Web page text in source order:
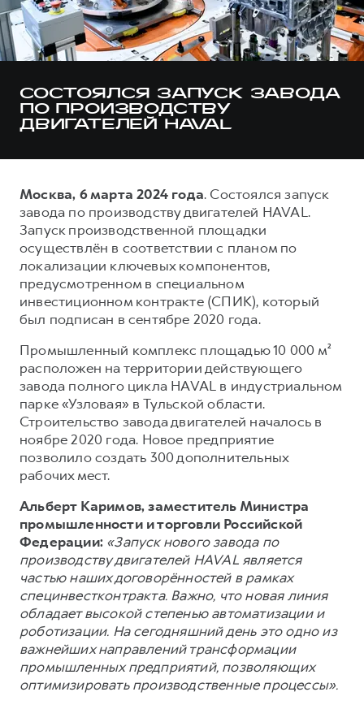
от 3 199 000 ₽ от 3 499 000 ₽
F7
от 2 899 000 ₽
F7X
от 3 599 000 ₽
POER
Тест-драйв
Трейд-ин
КРЕДИТ И СТРАХОВАНИЕ
Кредитный калькулятор
Страхование
КОРПОРАТИВНЫМ КЛИЕНТАМ
Для малого бизнеса
Корпоративным клиентам
Крупным корпоративным клиентам
Сервис для корпоративных клиентов
HAVAL Лизинг
АКСЕССУАРЫ HAVAL
Автомобильные аксессуары
Коллекция CITY
Коллекция Базовая
Коллекция Детская
СЕРВИСНОЕ ОБСЛУЖИВАНИЕ
Нулевое ТО
Регламенты технического обслуживания
Электронный ПТС
GWM Безопасность
Гарантия HAVAL
Мобильное приложение GWM
Программа «HAVAL Защита+»
Руководства по эксплуатации
АКСЕССУАРЫ HAVAL
Автомобильные аксессуары
Коллекция CITY
Коллекция Базовая
Коллекция Детская
О дилере
Наша команда
СОСТОЯЛСЯ ЗАПУСК ЗАВОДА
ПО ПРОИЗВОДСТВУ
ДВИГАТЕЛЕЙ HAVAL
Москва, 6 марта 2024 года. Состоялся запуск
завода по производству двигателей HAVAL.
Запуск производственной площадки
осуществлён в соответствии с планом по
локализации ключевых компонентов,
предусмотренном в специальном
инвестиционном контракте (СПИК), который
был подписан в сентябре 2020 года.
Промышленный комплекс площадью 10 000 м²
расположен на территории действующего
завода полного цикла HAVAL в индустриальном
парке «Узловая» в Тульской области.
Строительство завода двигателей началось в
ноябре 2020 года. Новое предприятие
позволило создать 300 дополнительных
рабочих мест.
Альберт Каримов, заместитель Министра
промышленности и торговли Российской
Федерации: «Запуск нового завода по
производству двигателей HAVAL является
частью наших договорённостей в рамках
специнвестконтракта. Важно, что новая линия
обладает высокой степенью автоматизации и
роботизации. На сегодняшний день это одно из
важнейших направлений трансформации
промышленных предприятий, позволяющих
оптимизировать производственные процессы».